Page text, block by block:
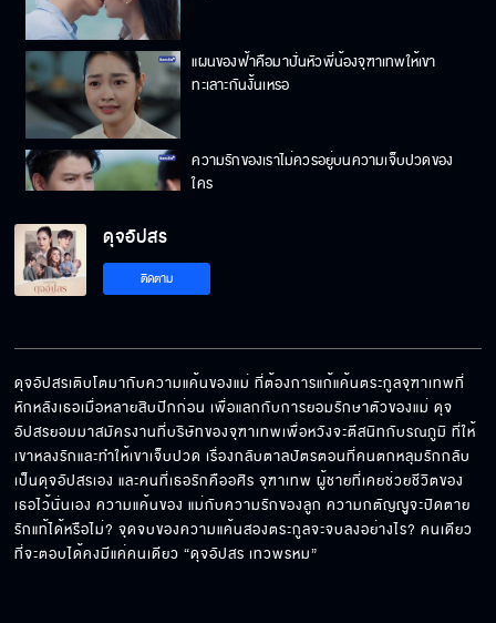
แผนของฟ้าคือมาปั่นหัวพี่น้องจุฑาเทพให้เขา
ทะเลาะกันงั้นเหรอ
ความรักของเราไม่ควรอยู่บนความเจ็บปวดของ
ใคร
ถ้าคุณเพชรชอบใครสักคน แล้วเขาไม่เป็นอย่างที่
สักวันฟ้าจะลืมมันได้เอง เชื่อแม่นะ
ถึงเวลาของ 4 ลิงแห่งจุฑาเทพแล้ว
ดุจอัปสร
ติดตาม
ดุจอัปสรเติบโตมากับความแค้นของแม่ ที่ต้องการแก้แค้นตระกูลจุฑาเทพที่
หักหลังเธอเมื่อหลายสิบปีกก่อน เพื่อแลกกับการยอมรักษาตัวของแม่ ดุจ
อัปสรยอมมาสมัครงานที่บริษัทของจุฑาเทพเพื่อหวังจะตีสนิทกับรณภูมิ ที่ให้
เขาหลงรักและทำให้เขาเจ็บปวด เรื่องกลับตาลปัตรตอนที่คนตกหลุมรักกลับ
เป็นดุจอัปสรเอง และคนที่เธอรักคืออศิร จุฑาเทพ ผู้ชายที่เคยช่วยชีวิตของ
เธอไว้นั่นเอง ความแค้นของ แม่กับความรักของลูก ความกตัญญูจะปิดตาย
รักแท้ได้หรือไม่? จุดจบของความแค้นสองตระกูลจะจบลงอย่างไร? คนเดียว
ที่จะตอบได้คงมีแค่คนเดียว “ดุจอัปสร เทวพรหม”